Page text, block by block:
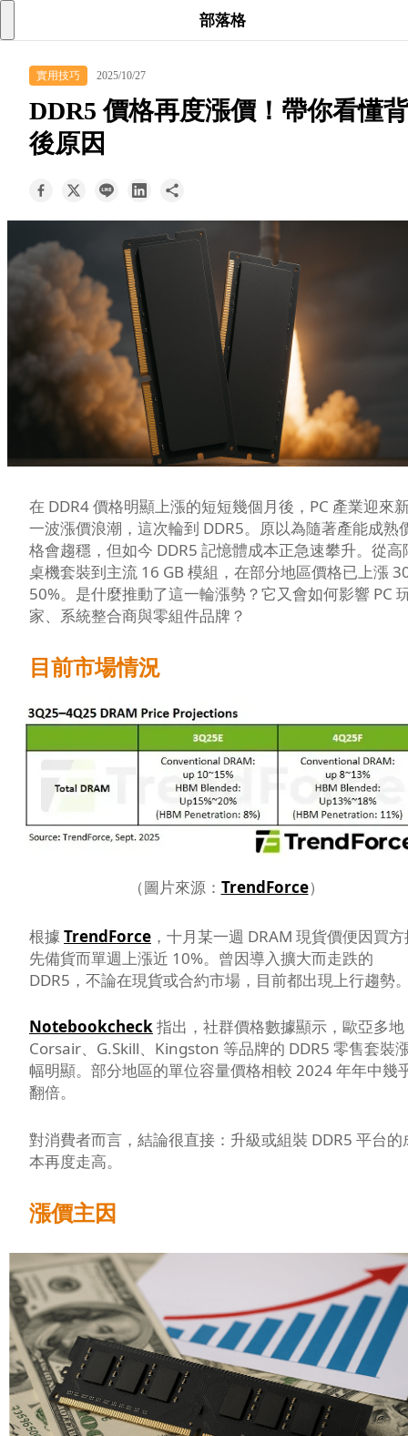
所有商品
keyboard_arrow_down
部落格
keyboard_arrow_down
支援服務
快速詢價
部落格
實用技巧 2025/10/27
DDR5 價格再度漲價！帶你看懂背
後原因
在 DDR4 價格明顯上漲的短短幾個月後，PC 產業迎來
一波漲價浪潮，這次輪到 DDR5。原以為隨著產能成熟
格會趨穩，但如今 DDR5 記憶體成本正急速攀升。從高
桌機套裝到主流 16 GB 模組，在部分地區價格已上漲
50%。是什麼推動了這一輪漲勢？它又會如何影響 PC
家、系統整合商與零組件品牌？
目前市場情況
（圖片來源： TrendForce）
根據 TrendForce ，十月某一週 DRAM 現貨價便因買
先備貨而單週上漲近 10%。曾因導入擴大而走跌的
DDR5，不論在現貨或合約市場，目前都出現上行趨勢
Notebookcheck指出，社群價格數據顯示，歐亞多地
Corsair、G.Skill、Kingston 等品牌的 DDR5 零售套裝
幅明顯。部分地區的單位容量價格相較 2024 年年中幾
翻倍。
對消費者而言，結論很直接：升級或組裝 DDR5 平台的
本再度走高。
漲價主因